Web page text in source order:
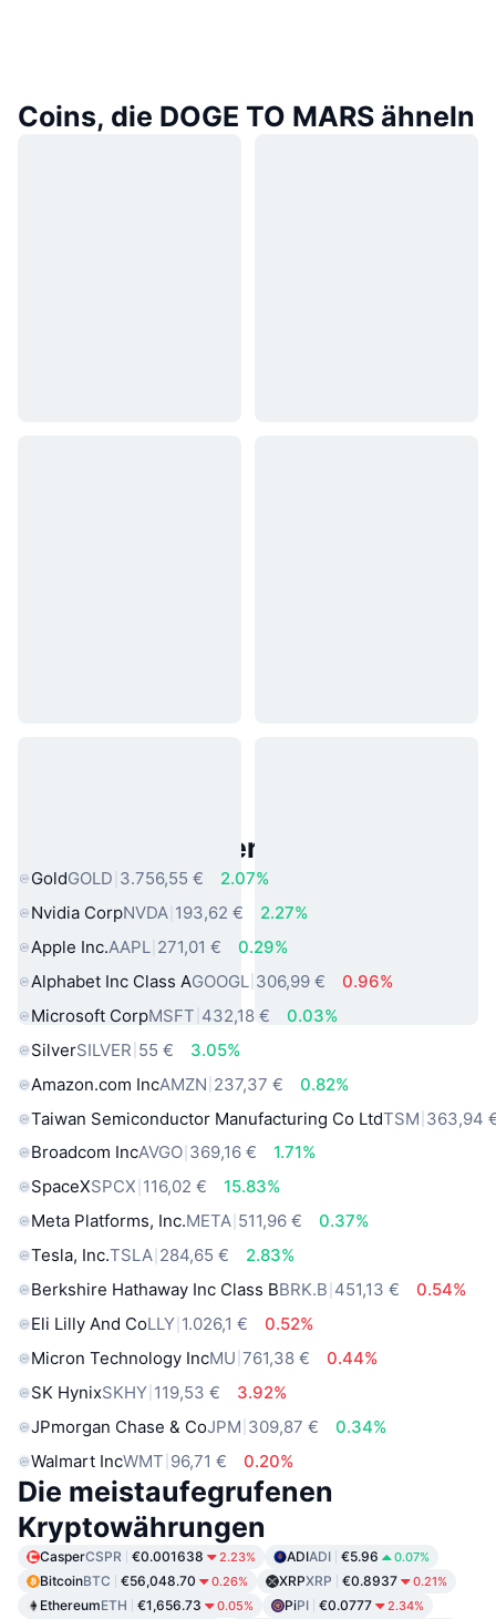
Coins, die DOGE TO MARS ähneln
Beliebte reale Vermögenswerte
GoldGOLD 3.756,55 €
2.07%
Nvidia CorpNVDA 193,62 €
2.27%
Apple Inc.AAPL 271,01 €
0.29%
Alphabet Inc Class AGOOGL 306,99 €
0.96%
Microsoft CorpMSFT 432,18 €
0.03%
SilverSILVER 55 €
3.05%
Amazon.com IncAMZN 237,37 €
0.82%
Taiwan Semiconductor Manufacturing Co LtdTSM 363,94
Broadcom IncAVGO 369,16 €
1.71%
SpaceXSPCX 116,02 €
15.83%
Meta Platforms, Inc.META 511,96 €
0.37%
Tesla, Inc.TSLA 284,65 €
2.83%
Berkshire Hathaway Inc Class BBRK.B 451,13 €
0.54%
Eli Lilly And CoLLY 1.026,1 €
0.52%
Micron Technology IncMU 761,38 €
0.44%
SK HynixSKHY 119,53 €
3.92%
JPmorgan Chase & CoJPM 309,87 €
0.34%
Walmart IncWMT 96,71 € 0.20%
Die meistaufegrufenen
Kryptowährungen
CasperCSPR €0.001638 2.23% ADIADI €5.96 0.07%
BitcoinBTC €56,048.70 0.26% XRPXRP €0.8937 0.21%
EthereumETH €1,656.73 0.05% PiPI €0.0777 2.34%